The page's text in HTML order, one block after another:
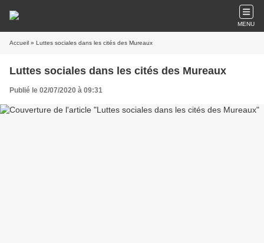
MENU
Accueil » Luttes sociales dans les cités des Mureaux
Luttes sociales dans les cités des Mureaux
Publié le 02/07/2020 à 09:31